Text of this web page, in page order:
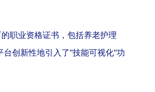
职业资格证书，包括养老护理
创新性地引入了"技能可视化"功